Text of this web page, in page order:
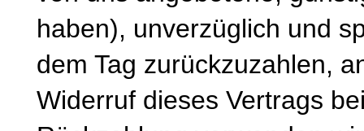
haben), unverzüglich und
dem Tag zurückzuzahlen,
Widerruf dieses Vertrags